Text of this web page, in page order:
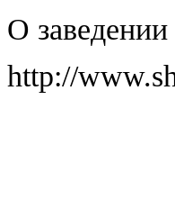
О заведении
http://